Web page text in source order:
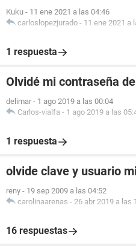
Kuku - 11 ene 2021 a las 04:46
carloslopezjurado - 11 ene 2021 a
1 respuesta
Olvidé mi contraseña
delimar - 1 ago 2019 a las 00:04
Carlos-vialfa - 1 ago 2019 a las
1 respuesta
olvide clave y usuario
reny - 19 sep 2009 a las 04:52
carolinaarenas - 26 abr 2019 a las
16 respuestas